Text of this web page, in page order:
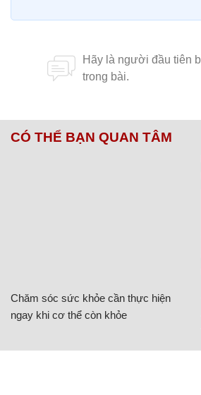
CÓ THỂ BẠN QUAN TÂM
Chăm sóc sức khỏe cần thực hiện
ngay khi cơ thể còn khỏe